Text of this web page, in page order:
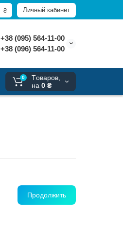
Личный кабинет
₴
+38 (095) 564-11-00
+38 (096) 564-11-00
0
Tоваров,
на 0 ₴
Продолжить